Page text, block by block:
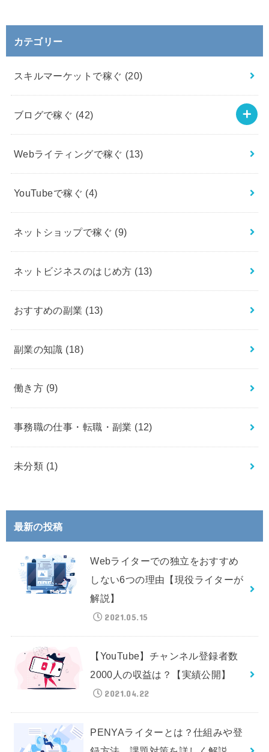
カテゴリー
スキルマーケットで稼ぐ (20)
ブログで稼ぐ (42)
Webライティングで稼ぐ (13)
YouTubeで稼ぐ (4)
ネットショップで稼ぐ (9)
ネットビジネスのはじめ方 (13)
おすすめの副業 (13)
副業の知識 (18)
働き方 (9)
事務職の仕事・転職・副業 (12)
未分類 (1)
最新の投稿
Webライターでの独立をおすすめ
しない6つの理由【現役ライターが
解説】
2021.05.15
【YouTube】チャンネル登録者数
2000人の収益は？【実績公開】
2021.04.22
PENYAライターとは？仕組みや登